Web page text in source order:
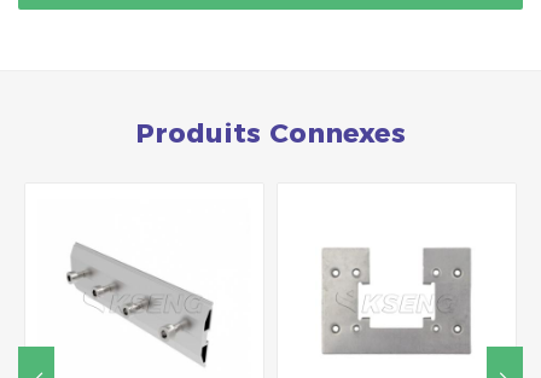
Produits Connexes